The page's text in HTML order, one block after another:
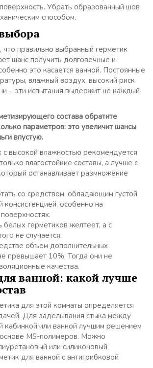
Убрать образованный шов
способом.
что правильно выбранный герметик
шанс получить долговечные и
это касается ванной. Постоянные
влажный воздух, высокий риск
– эти испытания выдержит не каждый
состава обратите
параметров: это увеличит шансы
впустую.
высокой влажностью рекомендуется
влагостойкие составы, а лучше с
останавливает размножение
со средством, обладающим густой
консистенцией, особенно на
белых герметиков желтеет, а с
не случается.
объем дополнительных
превышает 10%. Тогда они не
качества.
ванной: какой лучше
для этой комнаты определяется
Для заделывания стыка между
кабинкой или ванной лучшим решением
основе MS-полимеров. Можно
или силиконовый
для ванной с антигрибковой